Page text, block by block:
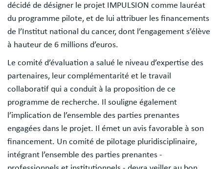
décidé de désigner le projet IMPULSION comme lauréat
du programme pilote, et de lui attribuer les financements
de l’Institut national du cancer, dont l’engagement s’élève
à hauteur de 6 millions d’euros.
Le comité d’évaluation a salué le niveau d’expertise des
partenaires, leur complémentarité et le travail
collaboratif qui a conduit à la proposition de ce
programme de recherche. Il souligne également
l’implication de l’ensemble des parties prenantes
engagées dans le projet. Il émet un avis favorable à son
financement. Un comité de pilotage pluridisciplinaire,
intégrant l’ensemble des parties prenantes -